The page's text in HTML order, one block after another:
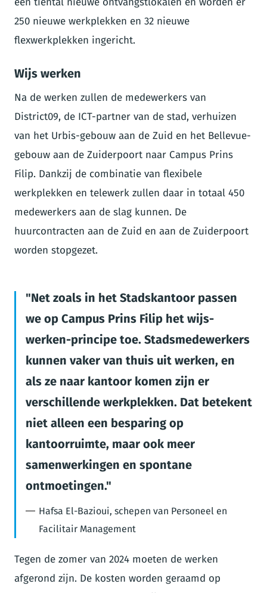
250 nieuwe werkplekken en 32 nieuwe
flexwerkplekken ingericht.
Wijs werken
Na de werken zullen de medewerkers van
District09, de ICT-partner van de stad, verhuizen
van het Urbis-gebouw aan de Zuid en het Bellevue-
gebouw aan de Zuiderpoort naar Campus Prins
Filip. Dankzij de combinatie van flexibele
werkplekken en telewerk zullen daar in totaal 450
medewerkers aan de slag kunnen. De
huurcontracten aan de Zuid en aan de Zuiderpoort
worden stopgezet.
Net zoals in het Stadskantoor passen
we op Campus Prins Filip het wijs-
werken-principe toe. Stadsmedewerkers
kunnen vaker van thuis uit werken, en
als ze naar kantoor komen zijn er
verschillende werkplekken. Dat betekent
niet alleen een besparing op
kantoorruimte, maar ook meer
samenwerkingen en spontane
ontmoetingen.
Hafsa El-Bazioui, schepen van Personeel en
Facilitair Management
Tegen de zomer van 2024 moeten de werken
afgerond zijn. De kosten worden geraamd op